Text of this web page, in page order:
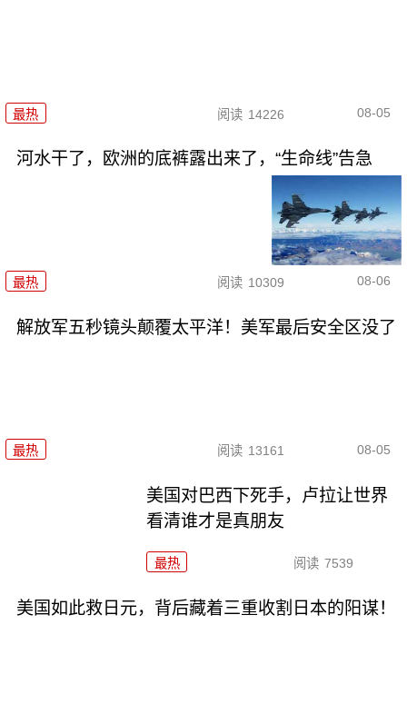
最热 阅读 14226 08-05
河水干了，欧洲的底裤露出来了，“生命线”告急
最热 阅读 10309 08-06
解放军五秒镜头颠覆太平洋！美军最后安全区没了
最热 阅读 13161 08-05
美国对巴西下死手，卢拉让世界
看清谁才是真朋友
最热 阅读 7539
美国如此救日元，背后藏着三重收割日本的阳谋！